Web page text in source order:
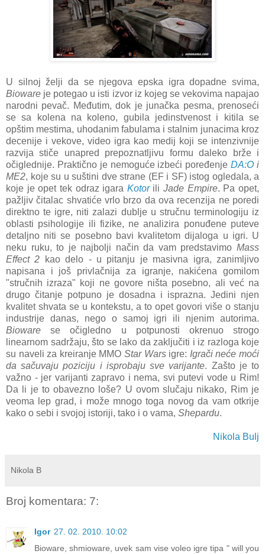
U silnoj želji da se njegova epska igra dopadne svima,
Bioware je potegao u isti izvor iz kojeg se vekovima napajao
narodni pevač. Međutim, dok je junačka pesma, prenoseći
se sa kolena na koleno, gubila jedinstvenost i kitila se
opštim mestima, uhodanim fabulama i stalnim junacima kroz
decenije i vekove, video igra kao medij koji se intenzivnije
razvija stiče unapred prepoznatljivu formu daleko brže i
očiglednije. Praktično je nemoguće izbeći poređenjeDA:O i
ME2, koje su u suštini dve strane (EF i SF) istog ogledala, a
koje je opet tek odraz igara KotoriliJade Empire. Pa opet,
pažljiv čitalac shvatiće vrlo brzo da ova recenzija ne poredi
direktno te igre, niti zalazi dublje u stručnu terminologiju iz
oblasti psihologije ili fizike, ne analizira ponuđene puteve
detaljno niti se posebno bavi kvalitetom dijaloga u igri. U
neku ruku, to je najbolji način da vam predstavimo Mass
Effect 2 kao delo - u pitanju je masivna igra, zanimljivo
napisana i još privlačnija za igranje, nakićena gomilom
"stručnih izraza" koji ne govore ništa posebno, ali već na
drugo čitanje potpuno je dosadna i isprazna. Jedini njen
kvalitet shvata se u kontekstu, a to opet govori više o stanju
industrije danas, nego o samoj igri ili njenim autorima.
Bioware se očigledno u potpunosti okrenuo strogo
linearnom sadržaju, što se lako da zaključiti i iz razloga koje
su naveli za kreiranje MMO Star Warsigre: Igrači neće moći
da sačuvaju poziciju i isprobaju sve varijante. Zašto je to
važno - jer varijanti zapravo i nema, svi putevi vode u Rim!
Da li je to obavezno loše? U ovom slučaju nikako, Rim je
veoma lep grad, i može mnogo toga novog da vam otkrije
kako o sebi i svojoj istoriji, tako i o vama, Shepardu.
Nikola Bulj
Nikola B
Broj komentara: 7:
Igor 27. 02. 2010. 10:02
Bioware, shmioware, uvek sam vise voleo igre tipa " will you